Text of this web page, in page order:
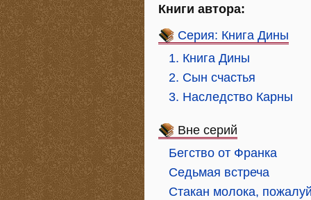
Книги автора:
Серия: Книга Дины
1. Книга Дины
2. Сын счастья
3. Наследство Карны
Вне серий
Бегство от Франка
Седьмая встреча
Стакан молока,